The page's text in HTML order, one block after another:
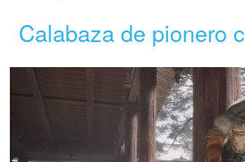
Calabaza de pionero